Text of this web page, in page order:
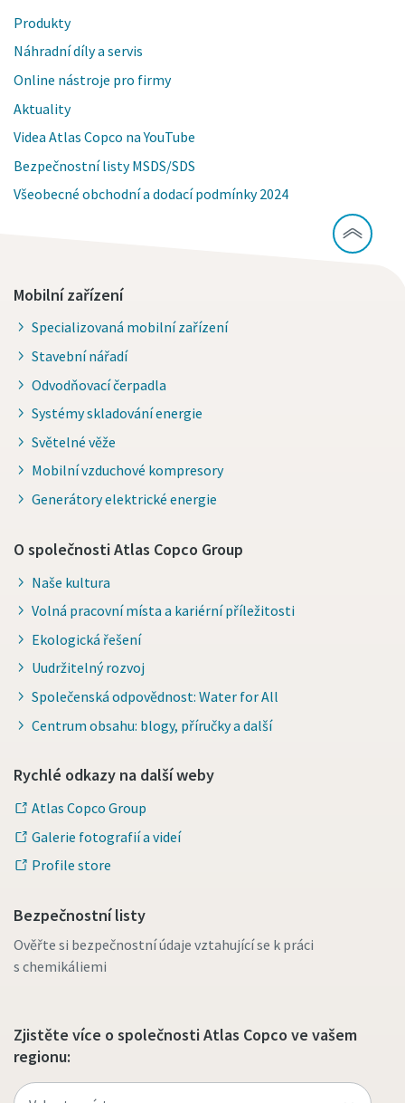
Produkty
Náhradní díly a servis
Online nástroje pro firmy
Aktuality
Videa Atlas Copco na YouTube
Bezpečnostní listy MSDS/SDS
Všeobecné obchodní a dodací podmínky 2024
Mobilní zařízení
Specializovaná mobilní zařízení
Stavební nářadí
Odvodňovací čerpadla
Systémy skladování energie
Světelné věže
Mobilní vzduchové kompresory
Generátory elektrické energie
O společnosti Atlas Copco Group
Naše kultura
Volná pracovní místa a kariérní příležitosti
Ekologická řešení
Uudržitelný rozvoj
Společenská odpovědnost: Water for All
Centrum obsahu: blogy, příručky a další
Rychlé odkazy na další weby
Atlas Copco Group
Galerie fotografií a videí
Profile store
Bezpečnostní listy
Ověřte si bezpečnostní údaje vztahující se k práci
s chemikáliemi
Zjistěte více o společnosti Atlas Copco ve vašem
regionu: